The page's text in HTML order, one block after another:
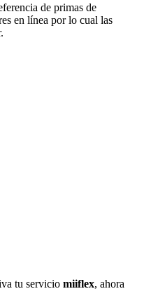
de primas de
en línea por lo cual las
tu servicio miiflex, ahora